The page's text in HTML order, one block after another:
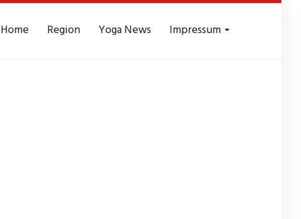
Home Region Yoga News Impressum